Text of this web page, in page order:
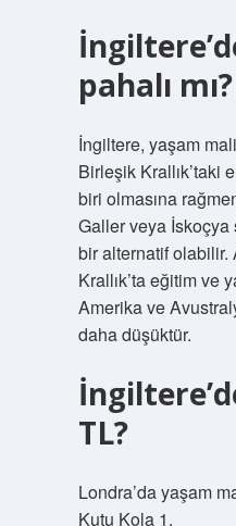
pahalı mı?
İngiltere, yaşam
Birleşik Krallık’taki
biri olmasına
Galler veya
bir alternatif olabilir.
Krallık’ta eğitim ve
Amerika ve
daha düşüktür.
TL?
Londra’da yaşam
Kutu Kola 1.